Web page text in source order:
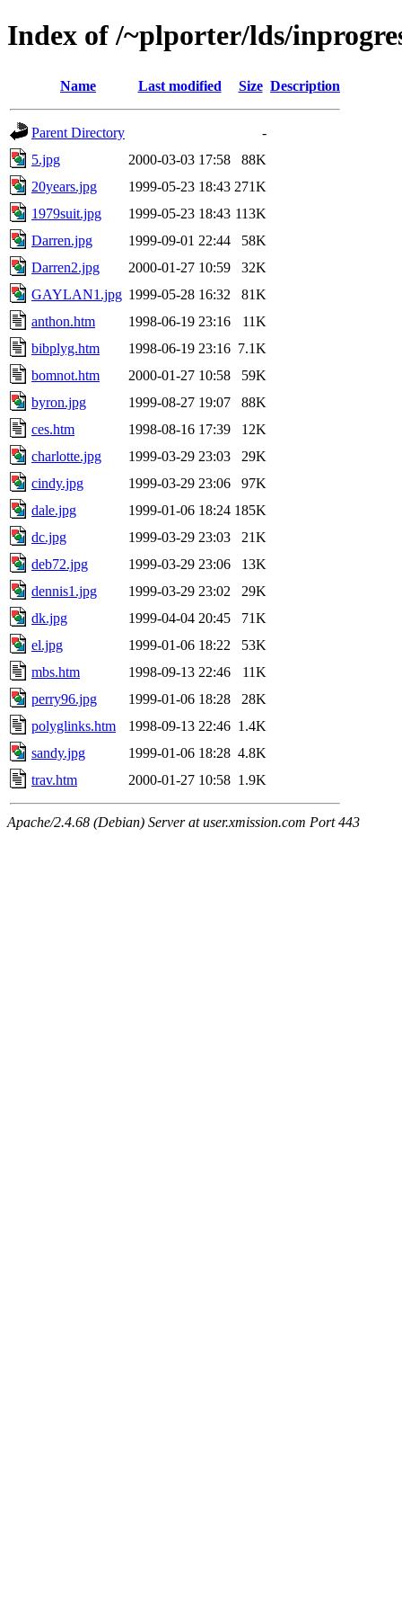
Index of /~plporter/lds/
Name Last modified Size Description
Parent Directory
-
5.jpg
2000-03-03 17:58
88K
20years.jpg
1999-05-23 18:43 271K
1979suit.jpg
1999-05-23 18:43 113K
Darren.jpg
1999-09-01 22:44
58K
Darren2.jpg
2000-01-27 10:59
32K
GAYLAN1.jpg 1999-05-28 16:32
81K
anthon.htm
1998-06-19 23:16
11K
bibplyg.htm
1998-06-19 23:16 7.1K
bomnot.htm
2000-01-27 10:58
59K
byron.jpg
1999-08-27 19:07
88K
ces.htm
1998-08-16 17:39
12K
charlotte.jpg
1999-03-29 23:03
29K
cindy.jpg
1999-03-29 23:06
97K
dale.jpg
1999-01-06 18:24 185K
dc.jpg
1999-03-29 23:03
21K
deb72.jpg
1999-03-29 23:06
13K
dennis1.jpg
1999-03-29 23:02
29K
dk.jpg
1999-04-04 20:45
71K
el.jpg
1999-01-06 18:22
53K
mbs.htm
1998-09-13 22:46
11K
perry96.jpg
1999-01-06 18:28
28K
polyglinks.htm
1998-09-13 22:46 1.4K
sandy.jpg
1999-01-06 18:28 4.8K
trav.htm
2000-01-27 10:58 1.9K
Apache/2.4.68 (Debian) Server at user.xmission.com Port 443